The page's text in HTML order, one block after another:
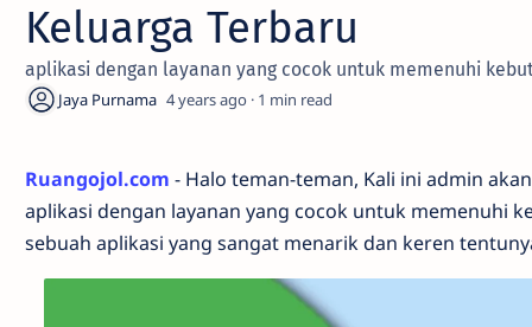
Keluarga Terbaru
aplikasi dengan layanan yang cocok untuk memenuhi
4 years ago 1
Ruangojol.com - Halo teman-teman, Kali ini admin
aplikasi dengan layanan yang cocok untuk memenuhi
sebuah aplikasi yang sangat menarik dan keren